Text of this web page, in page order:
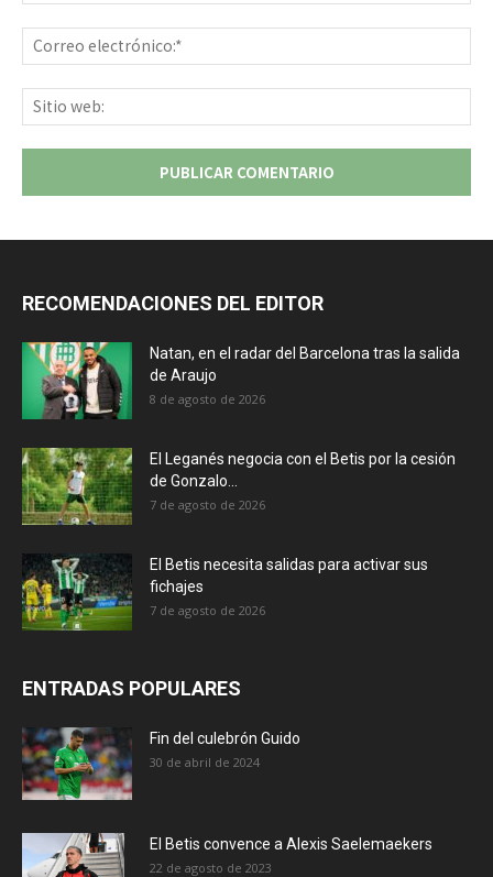
RECOMENDACIONES DEL EDITOR
Natan, en el radar del Barcelona tras la salida
de Araujo
8 de agosto de 2026
El Leganés negocia con el Betis por la cesión
de Gonzalo...
7 de agosto de 2026
El Betis necesita salidas para activar sus
fichajes
7 de agosto de 2026
ENTRADAS POPULARES
Fin del culebrón Guido
30 de abril de 2024
El Betis convence a Alexis Saelemaekers
22 de agosto de 2023